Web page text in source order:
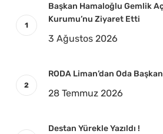
Başkan Hamaloğlu Gemlik
Kurumu’nu Ziyaret Etti
3 Ağustos 2026
RODA Liman’dan Oda
28 Temmuz 2026
Destan Yürekle Yazıldı !